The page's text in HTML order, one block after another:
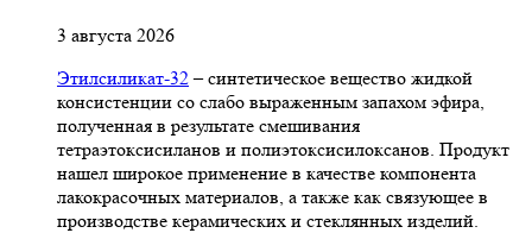
3 августа 2026
Этилсиликат-32– синтетическое вещество жидкой
консистенции со слабо выраженным запахом эфира,
полученная в результате смешивания
тетpаэтоксисиланов и полиэтоксисилоксанов. Продукт
нашел широкое применение в качестве компонента
лакокрасочных материалов, а также как связующее в
производстве керамических и стеклянных изделий.